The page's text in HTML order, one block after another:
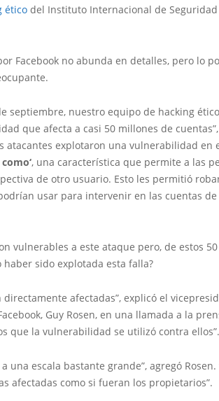
ético del Instituto Internacional de Seguridad
Facebook no abunda en detalles, pero lo
septiembre, nuestro equipo de hacking ético
que afecta a casi 50 millones de
atacantes explotaron una vulnerabilidad en
como‘, una característica que permite a las
de otro usuario. Esto les permitió
usar para intervenir en las cuentas de
vulnerables a este ataque pero, de estos
sido explotada esta falla?
afectadas”, explicó el
Guy Rosen, en una llamada a la
que la vulnerabilidad se utilizó contra ellos”.
una escala bastante grande”, agregó Rosen.
afectadas como si fueran los propietarios”.